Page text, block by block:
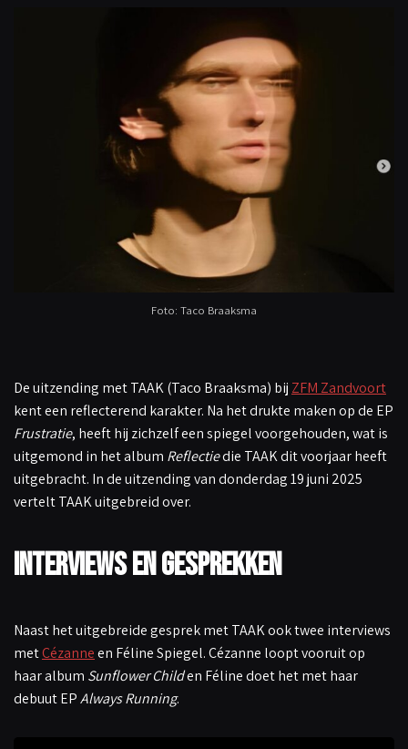
Foto: Taco Braaksma
De uitzending met TAAK (Taco Braaksma) bij ZFM Zandvoort
kent een reflecterend karakter. Na het drukte maken op de EP
Frustratie, heeft hij zichzelf een spiegel voorgehouden, wat is
uitgemond in het album Reflectiedie TAAK dit voorjaar heeft
uitgebracht. In de uitzending van donderdag 19 juni 2025
vertelt TAAK uitgebreid over.
Interviews en gesprekken
Naast het uitgebreide gesprek met TAAK ook twee interviews
metCézanneen Féline Spiegel. Cézanne loopt vooruit op
haar album Sunflower Childen Féline doet het met haar
debuut EPAlways Running.